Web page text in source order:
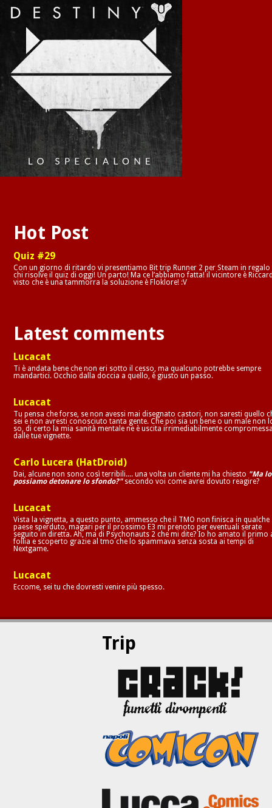
Hot Post
Quiz #29
Con un giorno di ritardo vi presentiamo Bit trip Runner 2 per Steam in regalo
chi risolve il quiz di oggi! Un parto! Ma ce l’abbiamo fatta! il vicintore è
visto che è una tammorra la soluzione è Floklore! :V
Latest comments
Lucacat
Ti è andata bene che non eri sotto il cesso, ma qualcuno potrebbe sempre
mandartici. Occhio dalla doccia a quello, è giusto un passo.
Lucacat
Tu pensa che forse, se non avessi mai disegnato castori, non saresti quello
sei e non avresti conosciuto tanta gente. Che poi sia un bene o un male non
so, di certo la mia sanità mentale ne è uscita irrimediabilmente
dalle tue vignette.
Carlo Lucera (HatDroid)
Dai, alcune non sono così terribili.... una volta un cliente mi ha chiesto "Ma lo
possiamo detonare lo sfondo?"secondo voi come avrei dovuto reagire?
Lucacat
Vista la vignetta, a questo punto, ammesso che il TMO non finisca in qualche
paese sperduto, magari per il prossimo E3 mi prenoto per eventuali serate
seguito in diretta. Ah, ma di Psychonauts 2 che mi dite? Io ho amato il primo
follia e scoperto grazie al tmo che lo spammava senza sosta ai tempi di
Nextgame.
Lucacat
Eccome, sei tu che dovresti venire più spesso.
Trip